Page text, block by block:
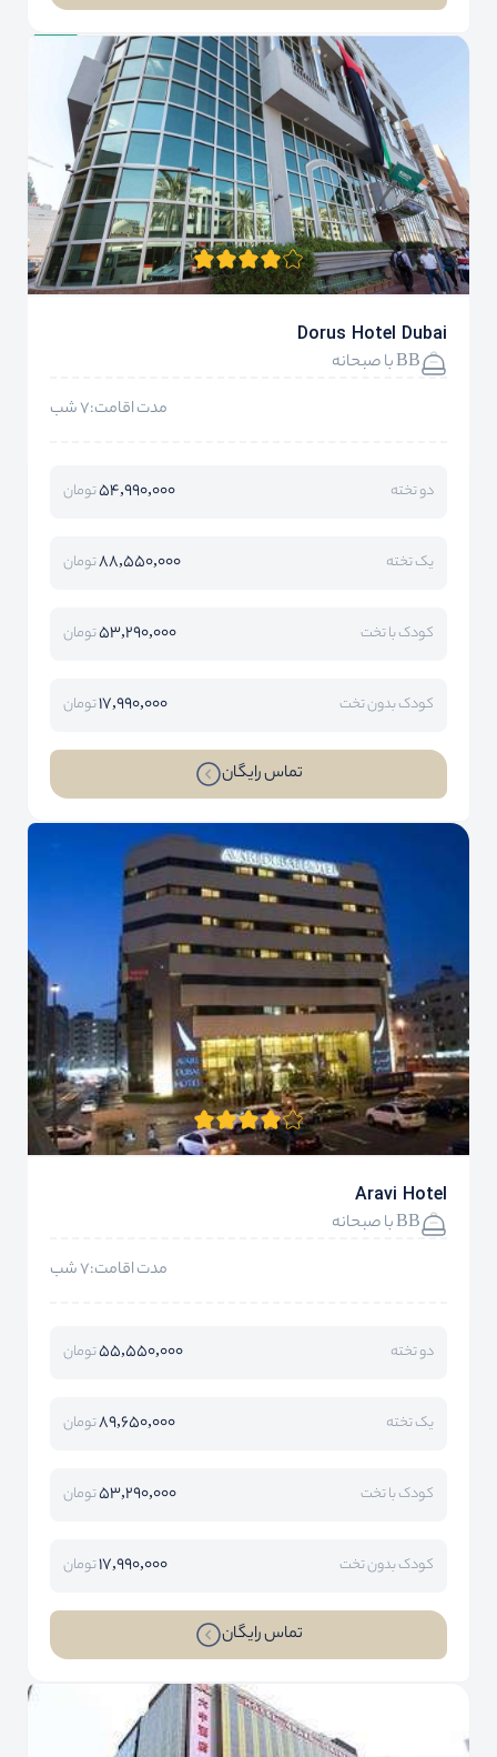
Dorus Hotel Dubai
BB با صبحانه
مدت اقامت:7 شب
دو تخته 54,990,000تومان
یک تخته 88,550,000تومان
کودک با تخت 53,290,000تومان
کودک بدون تخت 17,990,000تومان
تماس رایگان
Aravi Hotel
BB با صبحانه
مدت اقامت:7 شب
دو تخته 55,550,000تومان
یک تخته 89,650,000تومان
کودک با تخت 53,290,000تومان
کودک بدون تخت 17,990,000تومان
تماس رایگان